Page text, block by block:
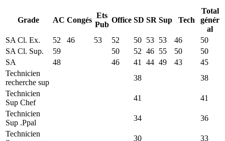
Grade AC Congés
Ets
Pub
Office SD SR Sup Tech
Total
génér
al
SA Cl. Ex.
52 46 53 52 50 53 53 46
50
SA Cl. Sup.
59 50 52 46 55 50
50
SA
48 46 41 44 49 43
45
Technicien
recherche sup
38
38
Technicien
Sup Chef
41
41
Technicien
Sup .Ppal
34
36
Technicien
30 33